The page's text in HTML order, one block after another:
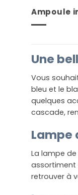
Ampoule
Une
Vous
bleu et le
quelques
cascade,
Lampe
La lampe
assortiment
retrouver à